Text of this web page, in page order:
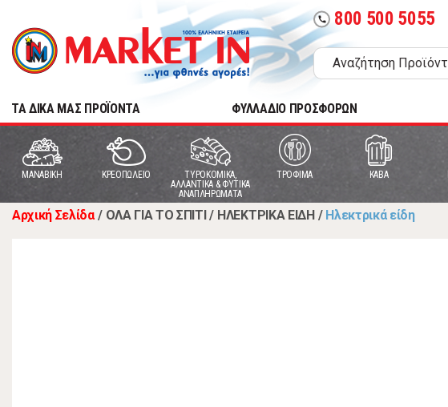
call 800 500 5055
TA ΔΙΚΑ ΜΑΣ ΠΡΟΪΟΝΤΑ ΦΥΛΛΑΔΙΟ ΠΡΟΣΦΟΡΩΝ
MANABIKH ΚΡΕΟΠΩΛΕΙΟ
ΤΥΡΟΚΟΜΙΚΑ,
ΑΛΛΑΝΤΙΚΑ & ΦΥΤΙΚΑ
ΑΝΑΠΛΗΡΩΜΑΤΑ
ΤΡΟΦΙΜΑ ΚΑΒΑ
Αρχική Σελίδα / ΟΛΑ ΓΙΑ ΤΟ ΣΠΙΤΙ / ΗΛΕΚΤΡΙΚΑ ΕΙΔΗ / Ηλεκτρικά είδη